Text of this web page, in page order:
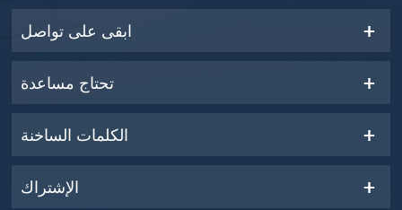
ابقى على تواصل
تحتاج مساعدة
الكلمات الساخنة
الإشتراك